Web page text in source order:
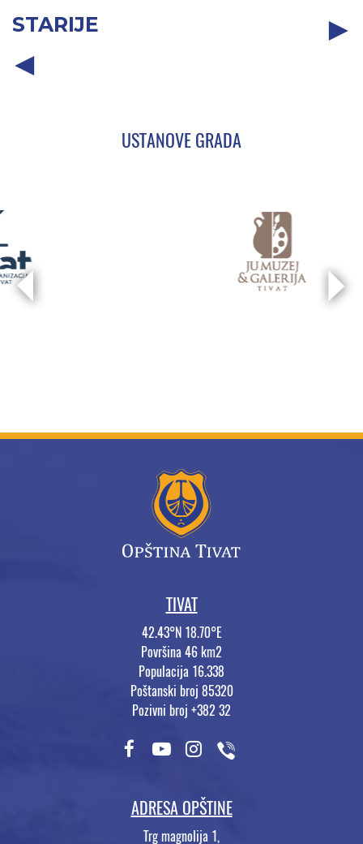
STARIJE
USTANOVE GRADA
TIVAT
42.43°N 18.70°E
Površina 46 km2
Populacija 16.338
Poštanski broj 85320
Pozivni broj +382 32
ADRESA OPŠTINE
Trg magnolija 1,